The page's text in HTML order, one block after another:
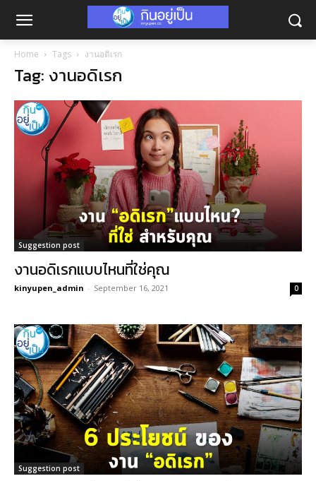
Home Tags งานอดิเรก
Tag: งานอดิเรก
Suggestion post
งานอดิเรกแบบไหนที่ใช่คุณ
kinyupen_admin - September 16, 2021 0
Suggestion post